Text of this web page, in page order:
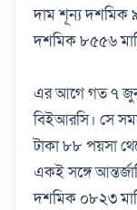
দাম শূন্য দশমিক
দশমিক ৮৫৫৬
এর আগে গত ৭
বিইআরসি। সে
টাকা ৮৮ পয়সা
একই সঙ্গে
দশমিক ০৮২৩